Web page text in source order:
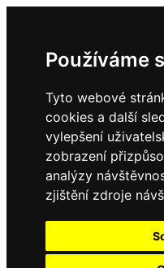
Používáme
Tyto webové
cookies a další
vylepšení
zobrazení
analýzy
zjištění zdroje